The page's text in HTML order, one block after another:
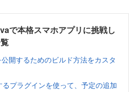
で本格スマホアプリに挑戦し
開するためのビルド方法をカスタ
プラグインを使って、予定の追加